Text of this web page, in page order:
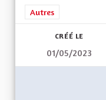
Filtrer les résultats
Autres
CRÉÉ LE
01/05/2023